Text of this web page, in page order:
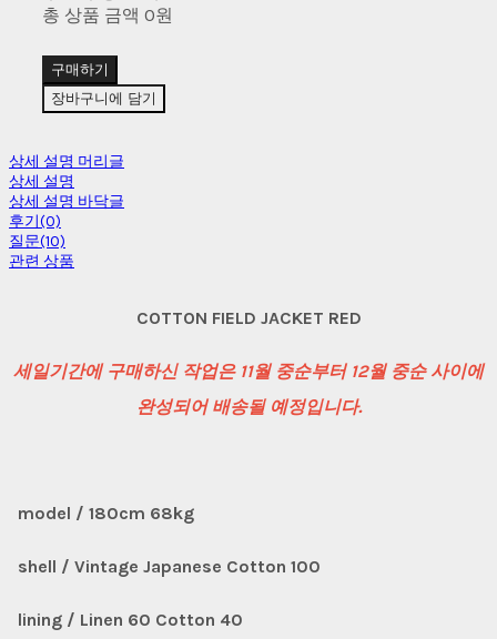
총 상품 금액 0원
구매하기
장바구니에 담기
상세 설명 머리글
상세 설명
상세 설명 바닥글
후기(0)
질문(10)
관련 상품
COTTON FIELD JACKET RED
세일기간에 구매하신 작업은 11월 중순부터 12월 중순 사이에
완성되어 배송될 예정입니다.
model / 180cm 68kg
shell / Vintage Japanese Cotton 100
lining / Linen 60 Cotton 40